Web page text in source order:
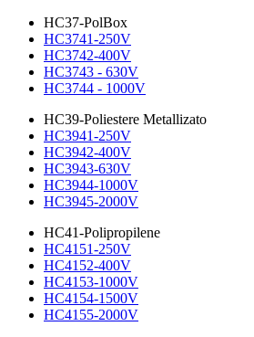
HC37-PolBox
HC3741-250V
HC3742-400V
HC3743 - 630V
HC3744 - 1000V
HC39-Poliestere Metallizato
HC3941-250V
HC3942-400V
HC3943-630V
HC3944-1000V
HC3945-2000V
HC41-Polipropilene
HC4151-250V
HC4152-400V
HC4153-1000V
HC4154-1500V
HC4155-2000V